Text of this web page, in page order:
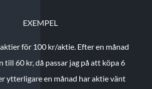
EXEMPEL
för 100 kr/aktie. Efter en månad
till 60 kr, då passar jag på att köpa 6
ytterligare en månad har aktie vänt